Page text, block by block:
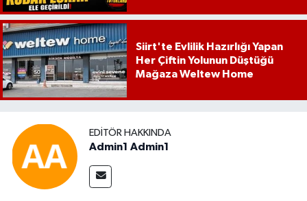
Siirt'te Evlilik Hazırlığı Yapan
Her Çiftin Yolunun Düştüğü
Mağaza Weltew Home
EDITÖR HAKKINDA
Admin1 Admin1